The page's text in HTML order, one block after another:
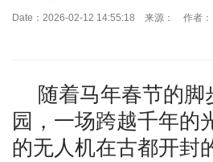
Date：2026-02-12 14:55:18 来源： 作者
随着马年春节的
园，一场跨越千年的
的无人机在古都开封